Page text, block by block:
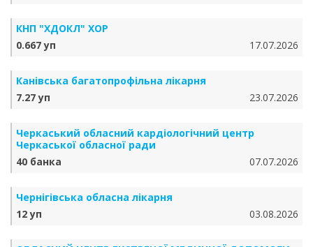
КНП "ХДОКЛ" ХОР
0.667 уп
17.07.2026
Канівська багатопрофільна лікарня
7.27 уп
23.07.2026
Черкаський обласний кардіологічний центр
Черкаської обласної ради
40 банка
07.07.2026
Чернігівська обласна лікарня
12 уп
03.08.2026